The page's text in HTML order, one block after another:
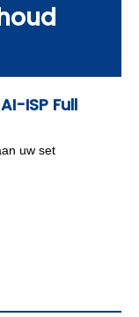
ISP Full
uw set